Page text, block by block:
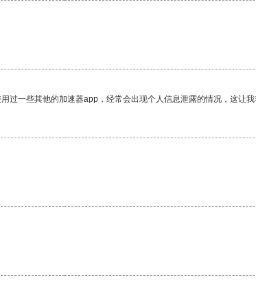
一些其他的加速器app，经常会出现个人信息泄露的情况，这让我